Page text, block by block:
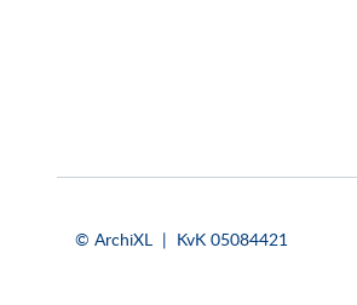
© ArchiXL | KvK 05084421